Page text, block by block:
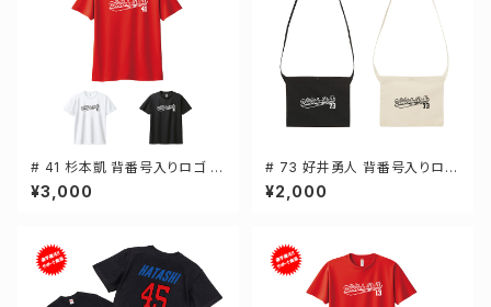
# 41 杉本凱 背番号入りロゴ ド
ライTシャツ 半袖 選手還元 3カ
ラー S-5Lサイズ 000300
¥3,000
# 73 好井勇人 背番号入りロゴ
キャンバスサコッシュ 選手還元
2カラー 001461
¥2,000